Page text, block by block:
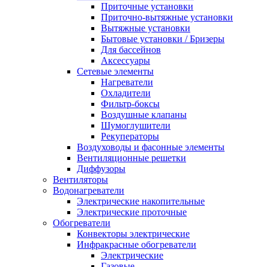
Приточные установки
Приточно-вытяжные установки
Вытяжные установки
Бытовые установки / Бризеры
Для бассейнов
Аксессуары
Сетевые элементы
Нагреватели
Охладители
Фильтр-боксы
Воздушные клапаны
Шумоглушители
Рекуператоры
Воздуховоды и фасонные элементы
Вентиляционные решетки
Диффузоры
Вентиляторы
Водонагреватели
Электрические накопительные
Электрические проточные
Обогреватели
Конвекторы электрические
Инфракрасные обогреватели
Электрические